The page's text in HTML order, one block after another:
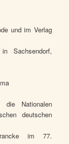
und im Verlag
Sachsendorf,
die Nationalen
deutschen
im 77.